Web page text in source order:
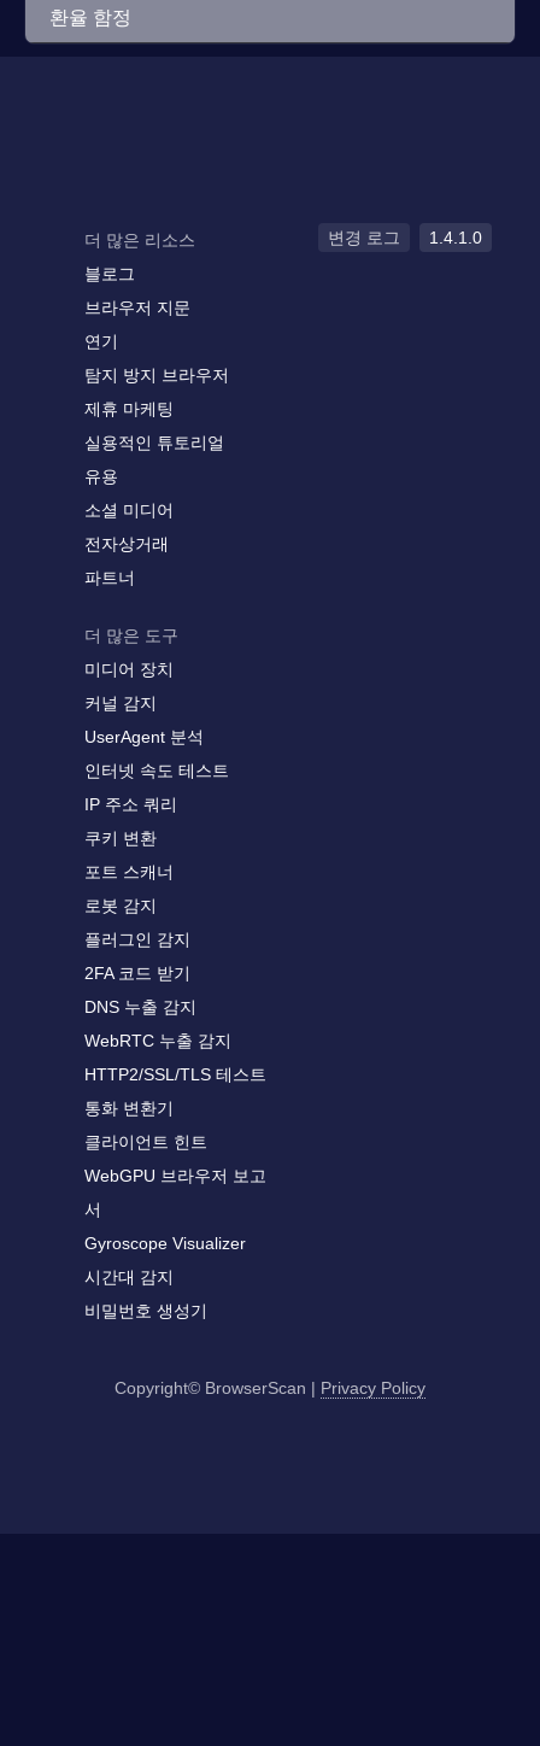
환율 함정
더 많은 리소스
블로그
브라우저 지문
연기
탐지 방지 브라우저
제휴 마케팅
실용적인 튜토리얼
유용
소셜 미디어
전자상거래
파트너
더 많은 도구
미디어 장치
커널 감지
UserAgent 분석
인터넷 속도 테스트
IP 주소 쿼리
쿠키 변환
포트 스캐너
로봇 감지
플러그인 감지
2FA 코드 받기
DNS 누출 감지
WebRTC 누출 감지
HTTP2/SSL/TLS 테스트
통화 변환기
클라이언트 힌트
WebGPU 브라우저 보고
서
Gyroscope Visualizer
시간대 감지
비밀번호 생성기
변경 로그 1.4.1.0
Copyright© BrowserScan | Privacy Policy